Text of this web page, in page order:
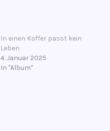
In einen Koffer passt kein
Leben
4. Januar 2025
In "Album"